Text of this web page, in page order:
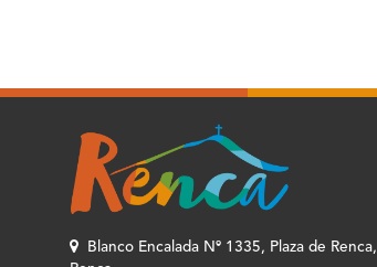
Blanco Encalada Nº 1335, Plaza de Renca,